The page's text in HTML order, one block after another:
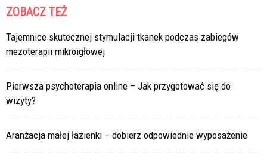
ZOBACZ TEŻ
Tajemnice skutecznej stymulacji tkanek podczas zabiegów
mezoterapii mikroigłowej
Pierwsza psychoterapia online – Jak przygotować się do
wizyty?
Aranżacja małej łazienki – dobierz odpowiednie wyposażenie